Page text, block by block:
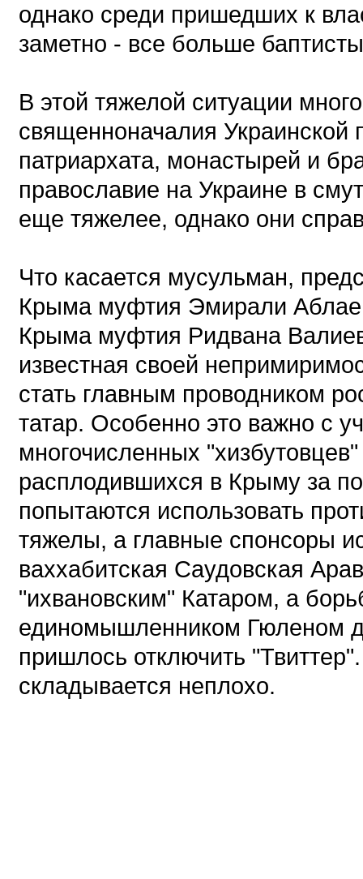
однако среди пришедших к
заметно - все больше
В этой тяжелой ситуации
священноначалия Украинской
патриархата, монастырей и
православие на Украине в
еще тяжелее, однако они
Что касается мусульман,
Крыма муфтия Эмирали
Крыма муфтия Ридвана
известная своей
стать главным проводником
татар. Особенно это важно с
многочисленных
расплодившихся в Крыму за
попытаются использовать
тяжелы, а главные спонсоры
ваххабитская Саудовская
"ихвановским" Катаром, а
единомышленником Гюленом
пришлось отключить
складывается неплохо.